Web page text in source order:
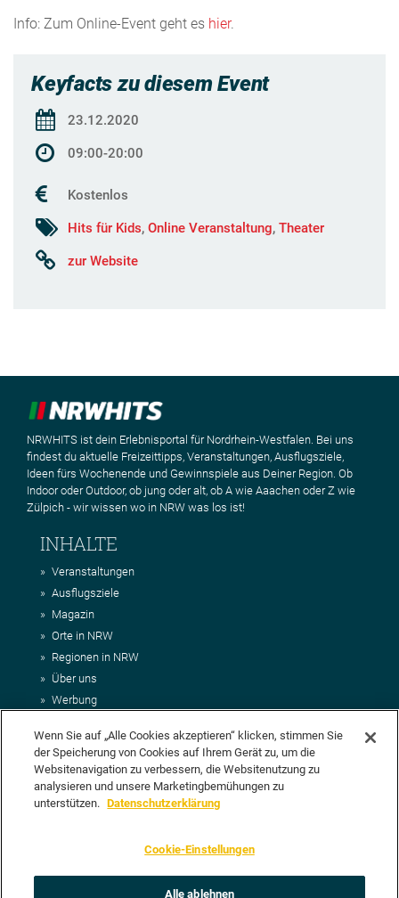
Info: Zum Online-Event geht es hier.
Keyfacts zu diesem Event
23.12.2020
09:00-20:00
Kostenlos
Hits für Kids, Online Veranstaltung, Theater
zur Website
NRWHITS ist dein Erlebnisportal für Nordrhein-Westfalen. Bei uns
findest du aktuelle Freizeittipps, Veranstaltungen, Ausflugsziele,
Ideen fürs Wochenende und Gewinnspiele aus Deiner Region. Ob
Indoor oder Outdoor, ob jung oder alt, ob A wie Aaachen oder Z wie
Zülpich - wir wissen wo in NRW was los ist!
INHALTE
Veranstaltungen
Ausflugsziele
Magazin
Orte in NRW
Regionen in NRW
Über uns
Werbung
Impressum
AGB
Datenschutz
DEIN VORSCHLAG FÜR NRWHITS
vorschlagen? Klasse, dann nutze doch einfach
Unsere Redaktion wird Deinen Vorschlag dann so schnell wie
Wenn Sie auf „Alle Cookies akzeptieren“ klicken, stimmen Sie
der Speicherung von Cookies auf Ihrem Gerät zu, um die
Websitenavigation zu verbessern, die Websitenutzung zu
analysieren und unsere Marketingbemühungen zu
unterstützen. Datenschutzerklärung
Cookie-Einstellungen
Alle ablehnen